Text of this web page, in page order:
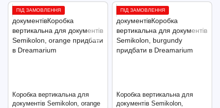
ПІД ЗАМОВЛЕННЯ
Коробка вертикальна для
документів Semikolon, orange
ПІД ЗАМОВЛЕННЯ
Коробка вертикальна для
документів Semikolon,